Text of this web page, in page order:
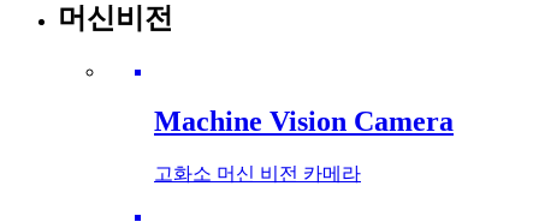
머신비전
Machine Vision Camera
고화소 머신 비전 카메라